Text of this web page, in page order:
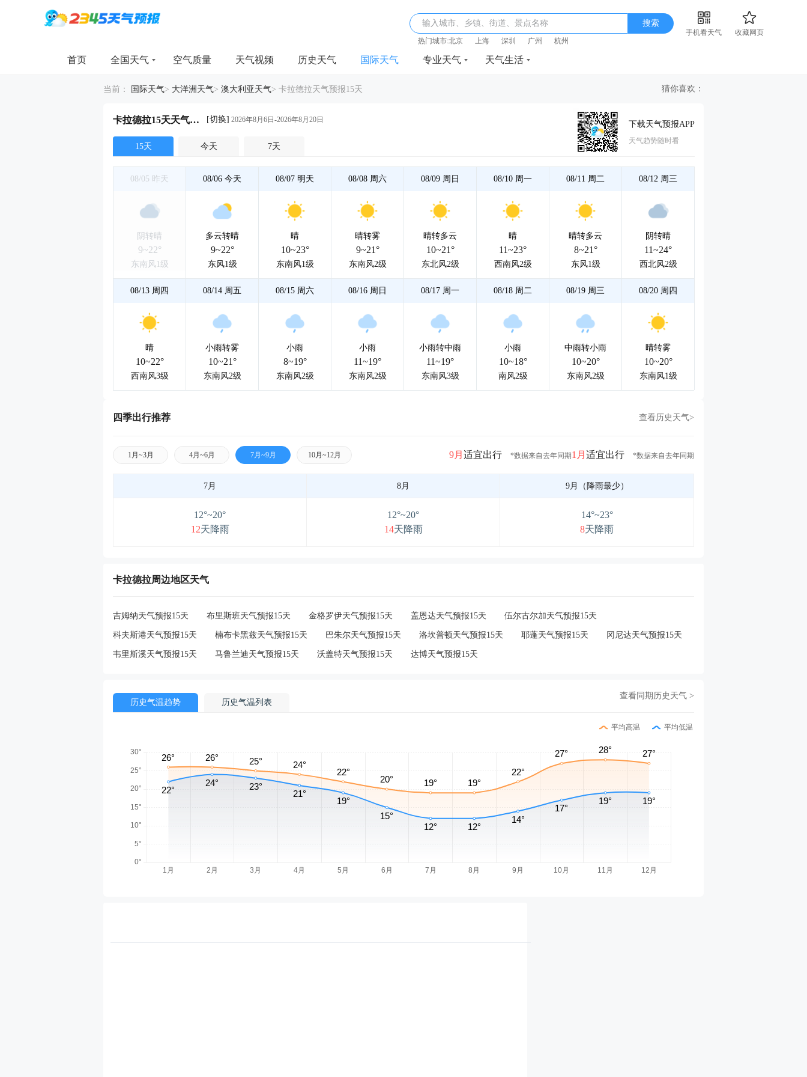
输入城市、乡镇、街道、景点名称 搜索
手机看天气
收藏网页
热门城市:北京 上海 深圳 广州 杭州
首页 全国天气 空气质量 天气视频 历史天气 国际天气 专业天气 天气生活
当前： 国际天气> 大洋洲天气> 澳大利亚天气> 卡拉德拉天气预报15天 猜你喜欢：
卡拉德拉15天天气详情 [切换] 2026年8月6日-2026年8月20日
15天 今天 7天
下载天气预报APP
天气趋势随时看
08/05 昨天
阴转晴
9~22°
东南风1级
08/06 今天
多云转晴
9~22°
东风1级
08/07 明天
晴
10~23°
东南风1级
08/08 周六
晴转雾
9~21°
东南风2级
08/09 周日
晴转多云
10~21°
东北风2级
08/10 周一
晴
11~23°
西南风2级
08/11 周二
晴转多云
8~21°
东风1级
08/12 周三
阴转晴
11~24°
西北风2级
08/13 周四
晴
10~22°
西南风3级
08/14 周五
小雨转雾
10~21°
东南风2级
08/15 周六
小雨
8~19°
东南风2级
08/16 周日
小雨
11~19°
东南风2级
08/17 周一
小雨转中雨
11~19°
东南风3级
08/18 周二
小雨
10~18°
南风2级
08/19 周三
中雨转小雨
10~20°
东南风2级
08/20 周四
晴转雾
10~20°
东南风1级
四季出行推荐 查看历史天气>
1月~3月 4月~6月 7月~9月 10月~12月 1月 适宜出行 *数据来自去年同期
9月 适宜出行 *数据来自去年同期
7月 8月 9月（降雨最少）
12°~20°
12天降雨
12°~20°
14天降雨
14°~23°
8天降雨
卡拉德拉周边地区天气
吉姆纳天气预报15天 布里斯班天气预报15天 金格罗伊天气预报15天 盖恩达天气预报15天 伍尔古尔加天气预报15天
科夫斯港天气预报15天 楠布卡黑兹天气预报15天 巴朱尔天气预报15天 洛坎普顿天气预报15天 耶蓬天气预报15天 冈尼达天气预报15天
韦里斯溪天气预报15天 马鲁兰迪天气预报15天 沃盖特天气预报15天 达博天气预报15天
历史气温趋势 历史气温列表
查看同期历史天气 >
平均高温 平均低温